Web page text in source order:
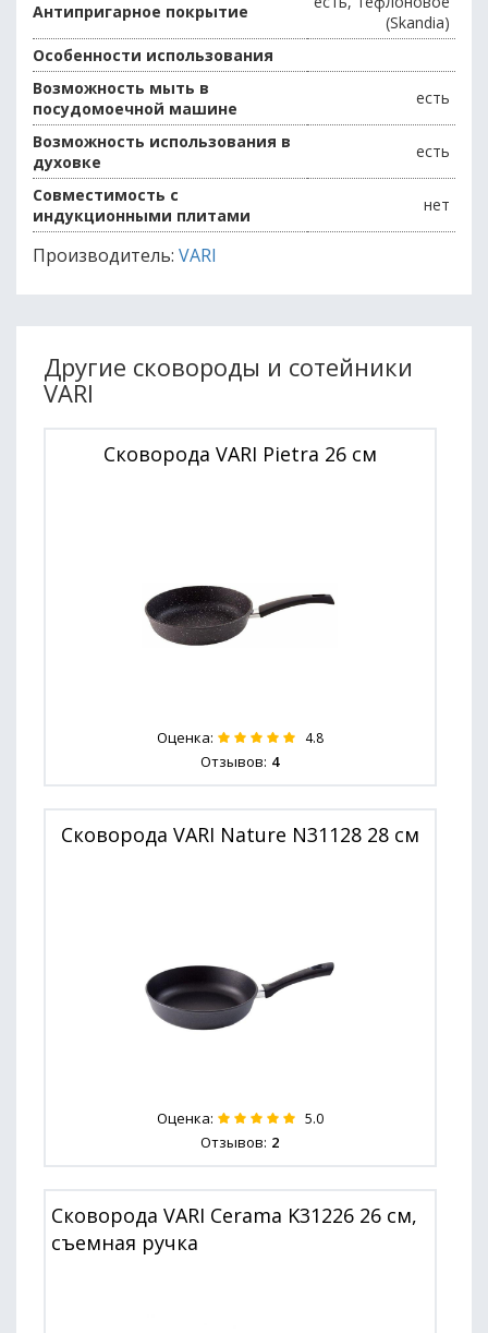
Антипригарное покрытие
(Skandia)
Особенности использования
Возможность мыть в
посудомоечной машине
есть
Возможность использования в
духовке
есть
Совместимость с
индукционными плитами
нет
Производитель: VARI
Другие сковороды и сотейники
VARI
Сковорода VARI Pietra 26 см
Оценка: 4.8
Отзывов: 4
Сковорода VARI Nature N31128 28 см
Оценка: 5.0
Отзывов: 2
Сковорода VARI Cerama K31226 26 см,
съемная ручка